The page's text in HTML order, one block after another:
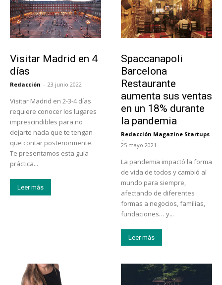
Visitar Madrid en 4
días
Redacción - 23 junio 2022
Visitar Madrid en 2-3-4 días
requiere conocer los lugares
imprescindibles para no
dejarte nada que te tengan
que contar posteriormente.
Te presentamos esta guía
práctica...
Leer más
Spaccanapoli
Barcelona
Restaurante
aumenta sus ventas
en un 18% durante
la pandemia
Redacción Magazine Startups
-
25 mayo 2021
La pandemia impactó la forma
de vida de todos y cambió al
mundo para siempre,
afectando de diferentes
formas a negocios, familias,
fundaciones… y...
Leer más